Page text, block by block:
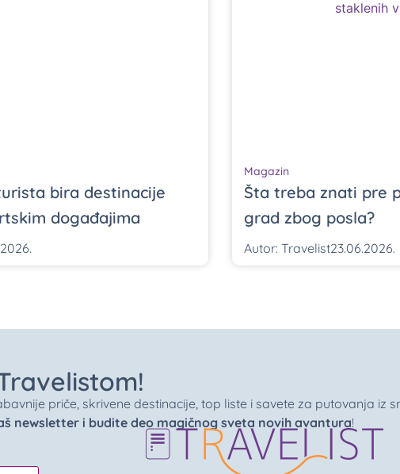
bira destinacije
događajima
Magazin
Šta treba znati pre
grad zbog posla?
Autor: Travelist23.06.2026.
priče, skrivene destinacije, top liste i savete za putovanja iz
newsletter i budite deo magičnog sveta novih avantura!